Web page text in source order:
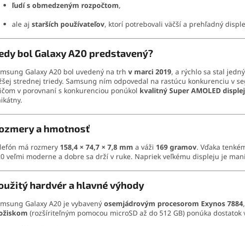
ľudí s obmedzeným rozpočtom,
ale aj starších používateľov, ktorí potrebovali väčší a prehľadný
bol Galaxy A20 predstavený?
Galaxy A20 bol uvedený na trh v marci 2019, a rýchlo sa stal
strednej triedy. Samsung ním odpovedal na rastúcu konkurenciu v
v porovnaní s konkurenciou ponúkol kvalitný Super AMOLED displej
a hmotnosť
má rozmery 158,4 × 74,7 × 7,8 mm a váži 169 gramov. Vďaka
veľmi moderne a dobre sa drží v ruke. Napriek veľkému displeju je
hardvér a hlavné výhody
Galaxy A20 je vybavený osemjádrovým procesorom Exynos 7884
(rozšíriteľným pomocou microSD až do 512 GB) ponúka